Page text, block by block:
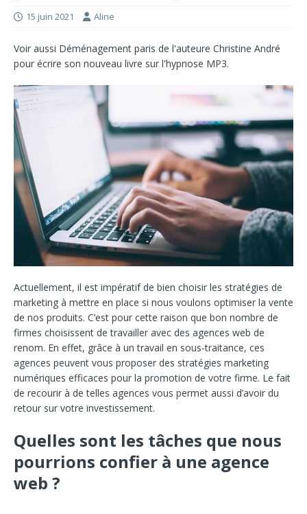
15 juin 2021 Aline
Voir aussi Déménagement paris de l'auteure Christine André
pour écrire son nouveau livre sur l'hypnose MP3.
Actuellement, il est impératif de bien choisir les stratégies de
marketing à mettre en place si nous voulons optimiser la vente
de nos produits. C’est pour cette raison que bon nombre de
firmes choisissent de travailler avec des agences web de
renom. En effet, grâce à un travail en sous-traitance, ces
agences peuvent vous proposer des stratégies marketing
numériques efficaces pour la promotion de votre firme. Le fait
de recourir à de telles agences vous permet aussi d’avoir du
retour sur votre investissement.
Quelles sont les tâches que nous
pourrions confier à une agence
web ?